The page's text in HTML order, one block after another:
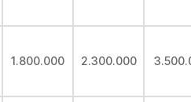
1.800.000 2.300.000